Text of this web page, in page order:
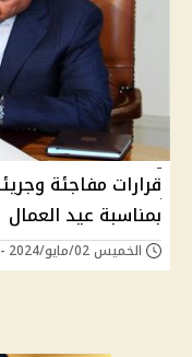
قرارات مفاجئة
بمناسبة عيد العمال
الخميس 02/مايو/2024 - 10:52 م